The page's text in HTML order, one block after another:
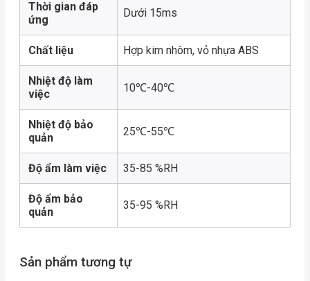
Thời gian đáp
ứng
Dưới 15ms
Chất liệu Hợp kim nhôm, vỏ nhựa ABS
Nhiệt độ làm
việc
10℃-40℃
Nhiệt độ bảo
quản
25℃-55℃
Độ ẩm làm việc 35-85 %RH
Độ ẩm bảo
quản
35-95 %RH
Sản phẩm tương tự